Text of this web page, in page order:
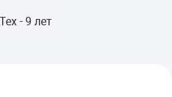
- 9 лет